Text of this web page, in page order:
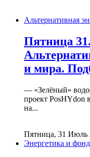
Альтернативная
Пятница
и мира.
— «Зелёный»
проект PosHYdon
на...
Пятница, 31 Июль
Энергетика и